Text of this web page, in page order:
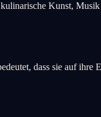
Kunst,
dass sie auf ihre